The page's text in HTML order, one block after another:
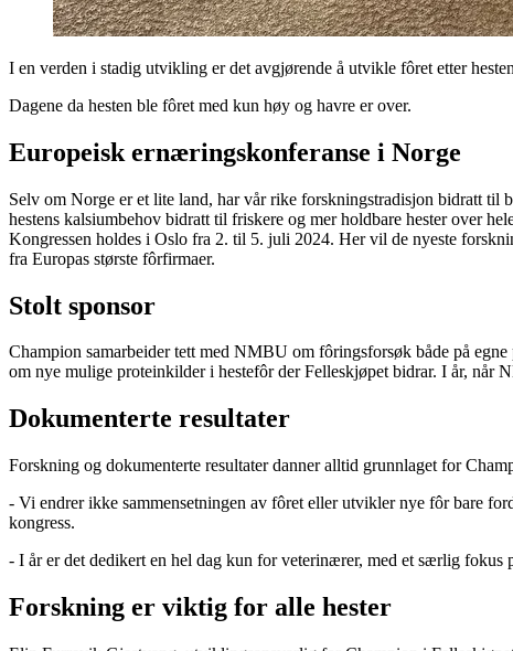
I en verden i stadig utvikling er det avgjørende å utvikle fôret etter
Dagene da hesten ble fôret med kun høy og havre er over.
Europeisk ernæringskonferanse i Norge
Selv om Norge er et lite land, har vår rike forskningstradisjon bidratt
hestens kalsiumbehov bidratt til friskere og mer holdbare hester over
Kongressen holdes i Oslo fra 2. til 5. juli 2024. Her vil de nyeste
fra Europas største fôrfirmaer.
Stolt sponsor
Champion samarbeider tett med NMBU om fôringsforsøk både på
om nye mulige proteinkilder i hestefôr der Felleskjøpet bidrar. I år, når
Dokumenterte resultater
Forskning og dokumenterte resultater danner alltid grunnlaget for
- Vi endrer ikke sammensetningen av fôret eller utvikler nye fôr bare
kongress.
- I år er det dedikert en hel dag kun for veterinærer, med et særlig fokus
Forskning er viktig for alle hester